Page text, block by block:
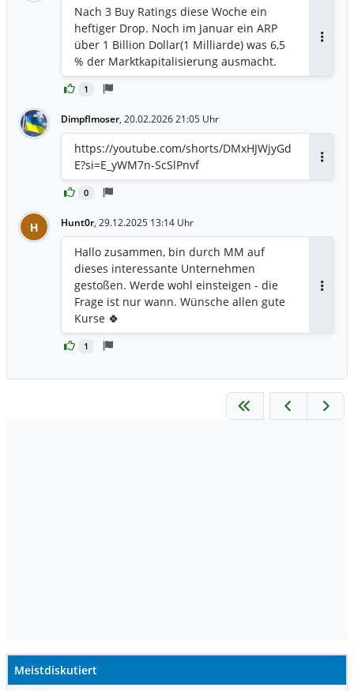
1
Nach 3 Buy Ratings diese Woche ein
heftiger Drop. Noch im Januar ein ARP
über 1 Billion Dollar(1 Milliarde) was 6,5
% der Marktkapitalisierung ausmacht.
Dimpflmoser, 20.02.2026 21:05 Uhr
0
https://youtube.com/shorts/DMxHJWjyGd
E?si=E_yWM7n-ScSlPnvf
H Hunt0r, 29.12.2025 13:14 Uhr
1
Hallo zusammen, bin durch MM auf
dieses interessante Unternehmen
gestoßen. Werde wohl einsteigen - die
Frage ist nur wann. Wünsche allen gute
Kurse 🍀
Meistdiskutiert